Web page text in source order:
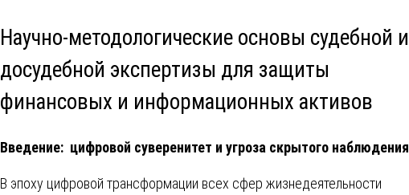
Научно-методологические основы судебной и
досудебной экспертизы для защиты
финансовых и информационных активов
Введение: цифровой суверенитет и угроза скрытого наблюдения
В эпоху цифровой трансформации всех сфер жизнедеятельности